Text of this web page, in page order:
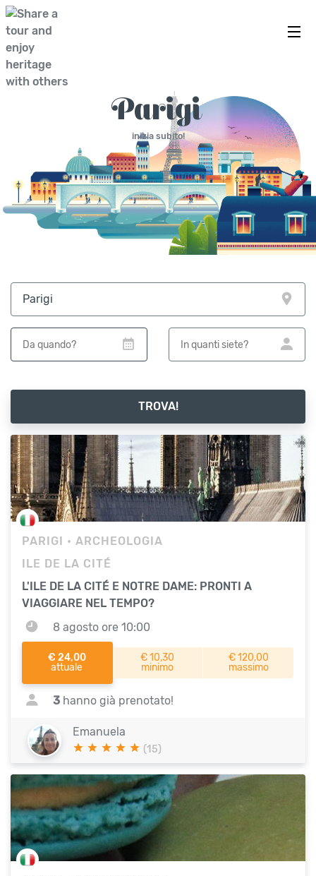
Parigi
inizia subito!
TROVA!
PARIGI • ARCHEOLOGIA
ILE DE LA CITÉ
L'ILE DE LA CITÉ E NOTRE DAME: PRONTI A
VIAGGIARE NEL TEMPO?
8 agosto ore 10:00
€ 24,00
attuale
€ 10,30
minimo
€ 120,00
massimo
3 hanno già prenotato!
Emanuela
(15)